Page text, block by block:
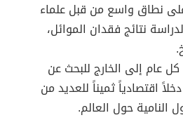
نطاق واسع من قبل علماء
نتائج فقدان الموائل،
عام إلى الخارج للبحث عن
اقتصادياً ثميناً للعديد من
النامية حول العالم.